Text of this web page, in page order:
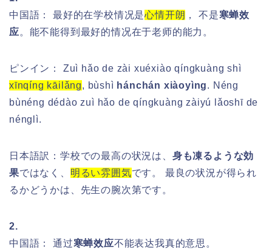
中国語： 最好的在学校情况是心情开朗 ， 不是寒蝉效
应。能不能得到最好的情况在于老师的能力。
ピンイン： Zuì hǎo de zài xuéxiào qíngkuàng shì
xīnqíng kāilǎng, bùshì hánchán xiàoyìng. Néng
bùnéng dédào zuì hǎo de qíngkuàng zàiyú lǎoshī de
nénglì.
日本語訳：学校での最高の状況は、 身も凍るような効
果ではなく、 明るい雰囲気です。 最良の状況が得られ
るかどうかは、先生の腕次第です。
2.
中国語： 通过寒蝉效应不能表达我真的意思。